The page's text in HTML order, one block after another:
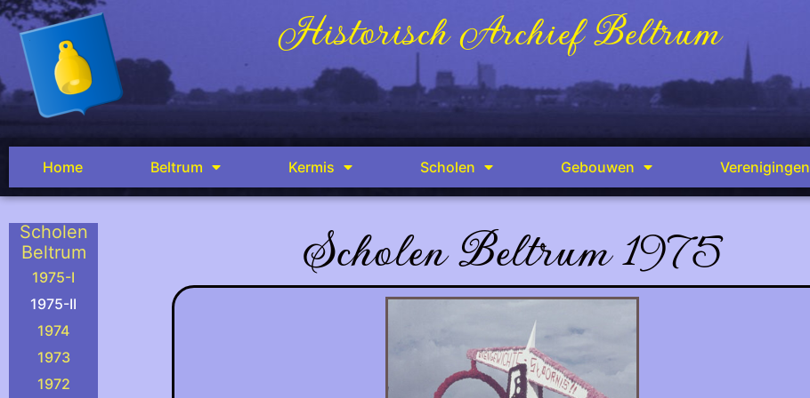
Historisch Archief Beltrum
Home Beltrum Kermis Scholen Gebouwen Verenigingen
Scholen
Beltrum
1975-I
1975-II
1974
1973
1972
Scholen Beltrum 1975